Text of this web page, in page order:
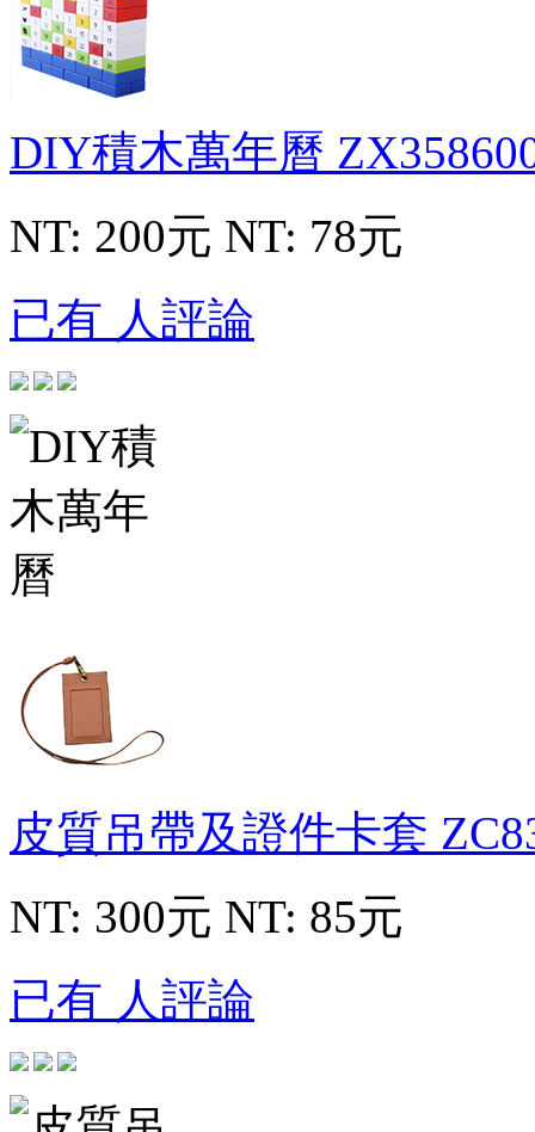
DIY積木萬年曆
NT: 200元 NT: 78元
已有 人評論
皮質吊帶及證件卡套
NT: 300元 NT: 85元
已有 人評論